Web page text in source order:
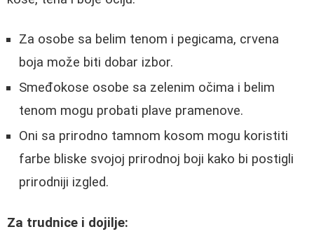
Za osobe sa belim tenom i pegicama, crvena
boja može biti dobar izbor.
Smeđokose osobe sa zelenim očima i belim
tenom mogu probati plave pramenove.
Oni sa prirodno tamnom kosom mogu koristiti
farbe bliske svojoj prirodnoj boji kako bi postigli
prirodniji izgled.
Za trudnice i dojilje: